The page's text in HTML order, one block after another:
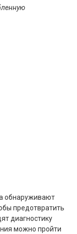
обнаруживают
предотвратить
диагностику
можно пройти